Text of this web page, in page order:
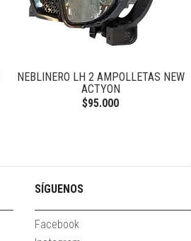
NEBLINERO LH 2 AMPOLLETAS NEW
ACTYON
$95.000
SÍGUENOS
Facebook